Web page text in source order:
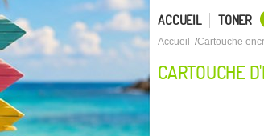
ACCUEIL TONER
Accueil Cartouche
CARTOUCHE